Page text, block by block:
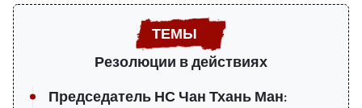
Резолюции в действиях
Председатель НС Чан Тхань Ман: